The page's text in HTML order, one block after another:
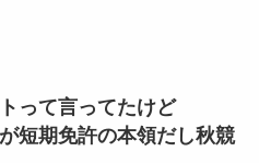
って言ってたけど
短期免許の本領だし秋競